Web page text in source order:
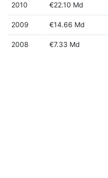
2010 €22.10 Md
2009 €14.66 Md
2008 €7.33 Md